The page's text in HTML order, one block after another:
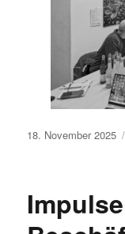
Veröffentlicht
18. November 2025